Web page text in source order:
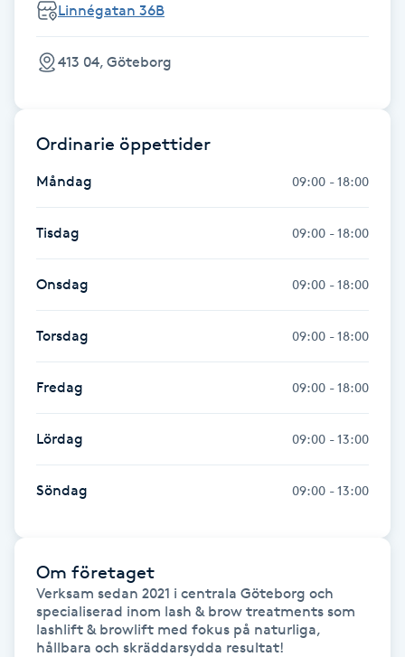
Gellack
Gellack med förstärkning
Gravidmassage
Hatha Yoga
Headspa
Healing
Herrklippning
HIFU
Hollywood Peel
Hot Stone Massage
Linnégatan 36B
413 04, Göteborg
Ordinarie öppettider
Måndag 09:00 - 18:00
Tisdag 09:00 - 18:00
Onsdag 09:00 - 18:00
Torsdag 09:00 - 18:00
Fredag 09:00 - 18:00
Lördag 09:00 - 13:00
Söndag 09:00 - 13:00
Om företaget
Verksam sedan 2021 i centrala Göteborg och
specialiserad inom lash & brow treatments som
lashlift & browlift med fokus på naturliga,
hållbara och skräddarsydda resultat!